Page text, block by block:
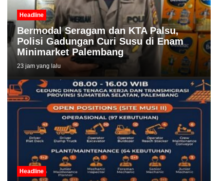
Headline
Bermodal Seragam dan KTA Palsu,
Polisi Gadungan Curi Susu di Enam
Minimarket Palembang
23 jam yang lalu
Headline